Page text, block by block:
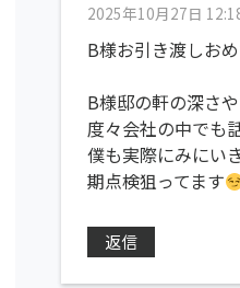
2025年10月27日
B様お引き渡しお
B様邸の軒の深さ
度々会社の中でも
僕も実際にみにい
期点検狙ってます
返信